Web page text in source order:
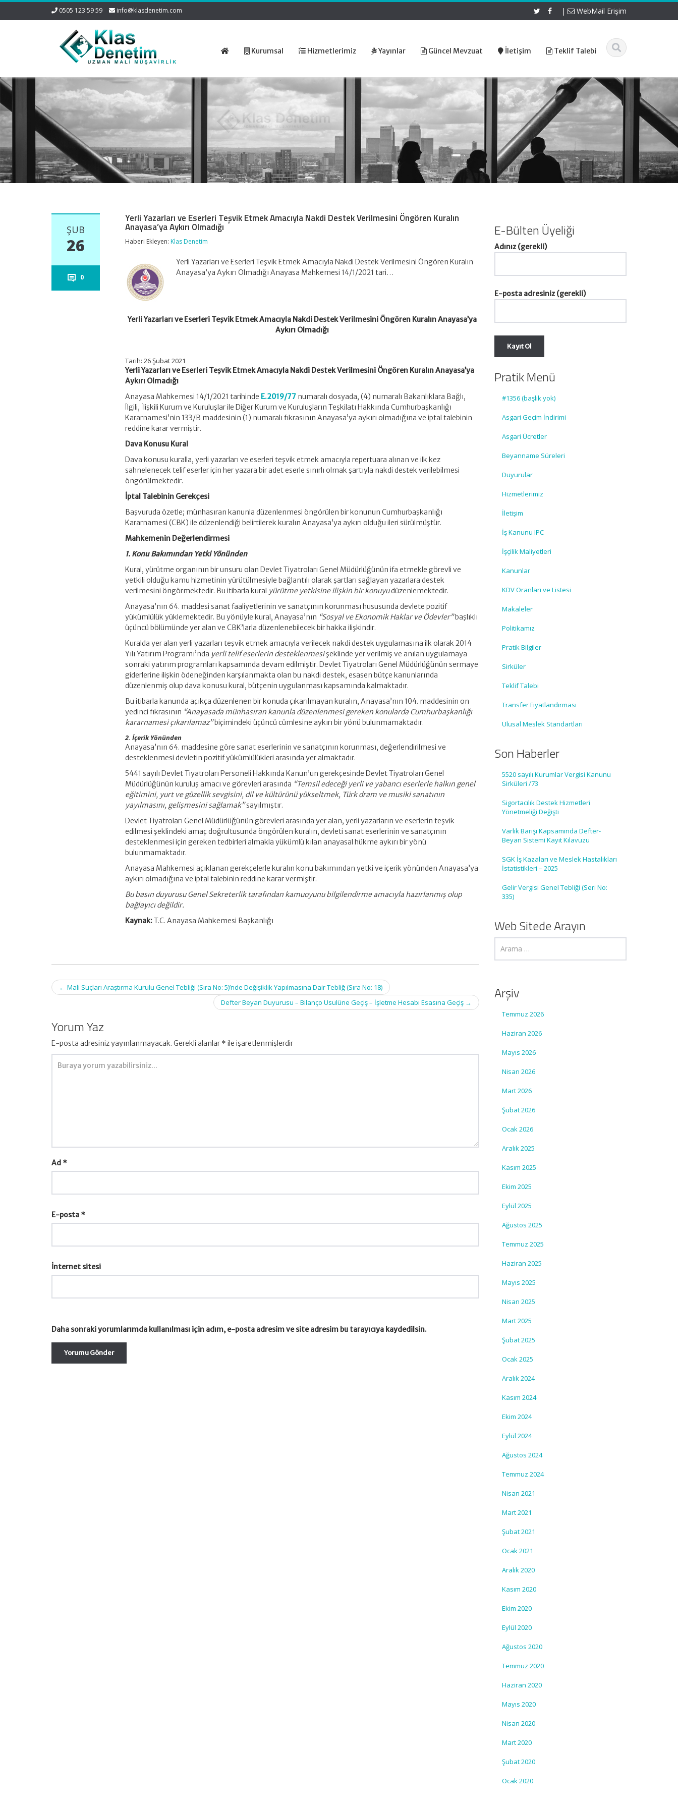
0505 123 59 59 info@klasdenetim.com | WebMail Erişim
Kurumsal Hizmetlerimiz Yayınlar Güncel Mevzuat İletişim Teklif Talebi
ŞUB
26
0
Yerli Yazarları ve Eserleri Teşvik Etmek Amacıyla Nakdi Destek Verilmesini Öngören Kuralın
Anayasa’ya Aykırı Olmadığı
Haberi Ekleyen:Klas Denetim
Yerli Yazarları ve Eserleri Teşvik Etmek Amacıyla Nakdi Destek Verilmesini Öngören Kuralın
Anayasa’ya Aykırı Olmadığı Anayasa Mahkemesi 14/1/2021 tari…
Yerli Yazarları ve Eserleri Teşvik Etmek Amacıyla Nakdi Destek Verilmesini Öngören Kuralın Anayasa’ya
Aykırı Olmadığı
Tarih: 26 Şubat 2021
Yerli Yazarları ve Eserleri Teşvik Etmek Amacıyla Nakdi Destek Verilmesini Öngören Kuralın Anayasa’ya
Aykırı Olmadığı
Anayasa Mahkemesi 14/1/2021 tarihinde E.2019/77 numaralı dosyada, (4) numaralı Bakanlıklara Bağlı,
İlgili, İlişkili Kurum ve Kuruluşlar ile Diğer Kurum ve Kuruluşların Teşkilatı Hakkında Cumhurbaşkanlığı
Kararnamesi’nin 133/B maddesinin (1) numaralı fıkrasının Anayasa’ya aykırı olmadığına ve iptal talebinin
reddine karar vermiştir.
Dava Konusu Kural
Dava konusu kuralla, yerli yazarları ve eserleri teşvik etmek amacıyla repertuara alınan ve ilk kez
sahnelenecek telif eserler için her yazara bir adet eserle sınırlı olmak şartıyla nakdi destek verilebilmesi
öngörülmektedir.
İptal Talebinin Gerekçesi
Başvuruda özetle; münhasıran kanunla düzenlenmesi öngörülen bir konunun Cumhurbaşkanlığı
Kararnamesi (CBK) ile düzenlendiği belirtilerek kuralın Anayasa’ya aykırı olduğu ileri sürülmüştür.
Mahkemenin Değerlendirmesi
1. Konu Bakımından Yetki Yönünden
Kural, yürütme organının bir unsuru olan Devlet Tiyatroları Genel Müdürlüğünün ifa etmekle görevli ve
yetkili olduğu kamu hizmetinin yürütülmesiyle bağlantılı olarak şartları sağlayan yazarlara destek
verilmesini öngörmektedir. Bu itibarla kural yürütme yetkisine ilişkin bir konuyudüzenlemektedir.
Anayasa’nın 64. maddesi sanat faaliyetlerinin ve sanatçının korunması hususunda devlete pozitif
yükümlülük yüklemektedir. Bu yönüyle kural, Anayasa’nın “Sosyal ve Ekonomik Haklar ve Ödevler”başlıklı
üçüncü bölümünde yer alan ve CBK’larla düzenlenebilecek bir hakka ilişkindir.
Kuralda yer alan yerli yazarları teşvik etmek amacıyla verilecek nakdi destek uygulamasına ilk olarak 2014
Yılı Yatırım Programı’nda yerli telif eserlerin desteklenmesişeklinde yer verilmiş ve anılan uygulamaya
sonraki yatırım programları kapsamında devam edilmiştir. Devlet Tiyatroları Genel Müdürlüğünün sermaye
giderlerine ilişkin ödeneğinden karşılanmakta olan bu nakdi destek, esasen bütçe kanunlarında
düzenlenmiş olup dava konusu kural, bütçenin uygulanması kapsamında kalmaktadır.
Bu itibarla kanunda açıkça düzenlenen bir konuda çıkarılmayan kuralın, Anayasa’nın 104. maddesinin on
yedinci fıkrasının “Anayasada münhasıran kanunla düzenlenmesi gereken konularda Cumhurbaşkanlığı
kararnamesi çıkarılamaz”biçimindeki üçüncü cümlesine aykırı bir yönü bulunmamaktadır.
2. İçerik Yönünden
Anayasa’nın 64. maddesine göre sanat eserlerinin ve sanatçının korunması, değerlendirilmesi ve
desteklenmesi devletin pozitif yükümlülükleri arasında yer almaktadır.
5441 sayılı Devlet Tiyatroları Personeli Hakkında Kanun’un gerekçesinde Devlet Tiyatroları Genel
Müdürlüğünün kuruluş amacı ve görevleri arasında “Temsil edeceği yerli ve yabancı eserlerle halkın genel
eğitimini, yurt ve güzellik sevgisini, dil ve kültürünü yükseltmek, Türk dram ve musiki sanatının
yayılmasını, gelişmesini sağlamak”sayılmıştır.
Devlet Tiyatroları Genel Müdürlüğünün görevleri arasında yer alan, yerli yazarların ve eserlerin teşvik
edilmesi şeklindeki amaç doğrultusunda öngörülen kuralın, devleti sanat eserlerinin ve sanatçının
desteklenmesi için gereken tedbirleri almakla yükümlü kılan anayasal hükme aykırı bir yönü
bulunmamaktadır.
Anayasa Mahkemesi açıklanan gerekçelerle kuralın konu bakımından yetki ve içerik yönünden Anayasa’ya
aykırı olmadığına ve iptal talebinin reddine karar vermiştir.
Bu basın duyurusu Genel Sekreterlik tarafından kamuoyunu bilgilendirme amacıyla hazırlanmış olup
bağlayıcı değildir.
Kaynak:T.C. Anayasa Mahkemesi Başkanlığı
Post
navigation
← Mali Suçları Araştırma Kurulu Genel Tebliği (Sıra No: 5)’nde Değişiklik Yapılmasına Dair Tebliğ (Sıra No: 18)
Defter Beyan Duyurusu – Bilanço Usulüne Geçiş – İşletme Hesabı Esasına Geçiş →
Yorum Yaz
E-posta adresiniz yayınlanmayacak. Gerekli alanlar * ile işaretlenmişlerdir
Ad *
E-posta *
İnternet sitesi
Daha sonraki yorumlarımda kullanılması için adım, e-posta adresim ve site adresim bu tarayıcıya kaydedilsin.
E-Bülten Üyeliği
Adınız (gerekli)
E-posta adresiniz (gerekli)
Pratik Menü
#1356 (başlık yok)
Asgari Geçim İndirimi
Asgari Ücretler
Beyanname Süreleri
Duyurular
Hizmetlerimiz
İletişim
İş Kanunu IPC
İşçilik Maliyetleri
Kanunlar
KDV Oranları ve Listesi
Makaleler
Politikamız
Pratik Bilgiler
Sirküler
Teklif Talebi
Transfer Fiyatlandırması
Ulusal Meslek Standartları
Son Haberler
5520 sayılı Kurumlar Vergisi Kanunu
Sirküleri /73
Sigortacılık Destek Hizmetleri
Yönetmeliği Değişti
Varlık Barışı Kapsamında Defter-
Beyan Sistemi Kayıt Kılavuzu
SGK İş Kazaları ve Meslek Hastalıkları
İstatistikleri – 2025
Gelir Vergisi Genel Tebliği (Seri No:
335)
Web Sitede Arayın
Arşiv
Temmuz 2026
Haziran 2026
Mayıs 2026
Nisan 2026
Mart 2026
Şubat 2026
Ocak 2026
Aralık 2025
Kasım 2025
Ekim 2025
Eylül 2025
Ağustos 2025
Temmuz 2025
Haziran 2025
Mayıs 2025
Nisan 2025
Mart 2025
Şubat 2025
Ocak 2025
Aralık 2024
Kasım 2024
Ekim 2024
Eylül 2024
Ağustos 2024
Temmuz 2024
Nisan 2021
Mart 2021
Şubat 2021
Ocak 2021
Aralık 2020
Kasım 2020
Ekim 2020
Eylül 2020
Ağustos 2020
Temmuz 2020
Haziran 2020
Mayıs 2020
Nisan 2020
Mart 2020
Şubat 2020
Ocak 2020